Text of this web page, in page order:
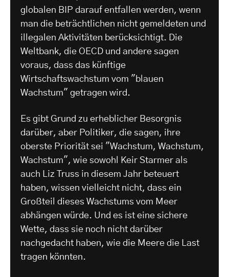
globalen BIP darauf entfallen werden, wenn
man die beträchtlichen nicht gemeldeten und
illegalen Aktivitäten berücksichtigt. Die
Weltbank, die OECD und andere sagen
voraus, dass das künftige
Wirtschaftswachstum vom "blauen
Wachstum" getragen wird.
Es gibt Grund zu erheblicher Besorgnis
darüber, aber Politiker, die sagen, ihre
oberste Priorität sei "Wachstum, Wachstum,
Wachstum", wie sowohl Keir Starmer als
auch Liz Truss in diesem Jahr beteuert
haben, wissen vielleicht nicht, dass ein
Großteil dieses Wachstums vom Meer
abhängen würde. Und es ist eine sichere
Wette, dass sie noch nicht darüber
nachgedacht haben, wie die Meere die Last
tragen könnten.